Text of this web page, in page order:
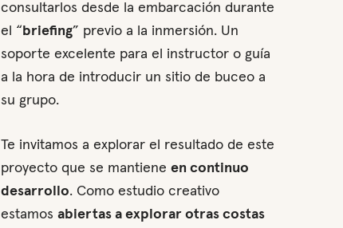
consultarlos desde la embarcación durante
el “ briefing” previo a la inmersión. Un
soporte excelente para el instructor o guía
a la hora de introducir un sitio de buceo a
su grupo.
Te invitamos a explorar el resultado de este
proyecto que se mantiene en continuo
desarrollo. Como estudio creativo
estamos abiertas a explorar otras costas